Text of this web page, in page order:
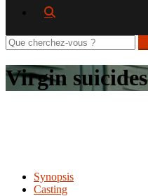
Rechercher
sur
le
site
Virgin suicides
Synopsis
Casting